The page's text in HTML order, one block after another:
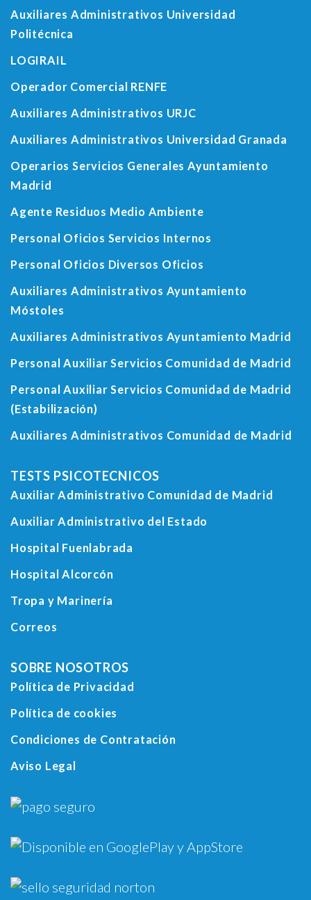
Auxiliares Administrativos Universidad
Politécnica
LOGIRAIL
Operador Comercial RENFE
Auxiliares Administrativos URJC
Auxiliares Administrativos Universidad Granada
Operarios Servicios Generales Ayuntamiento
Madrid
Agente Residuos Medio Ambiente
Personal Oficios Servicios Internos
Personal Oficios Diversos Oficios
Auxiliares Administrativos Ayuntamiento
Móstoles
Auxiliares Administrativos Ayuntamiento Madrid
Personal Auxiliar Servicios Comunidad de Madrid
Personal Auxiliar Servicios Comunidad de Madrid
(Estabilización)
Auxiliares Administrativos Comunidad de Madrid
TESTS PSICOTECNICOS
Auxiliar Administrativo Comunidad de Madrid
Auxiliar Administrativo del Estado
Hospital Fuenlabrada
Hospital Alcorcón
Tropa y Marinería
Correos
SOBRE NOSOTROS
Política de Privacidad
Política de cookies
Condiciones de Contratación
Aviso Legal